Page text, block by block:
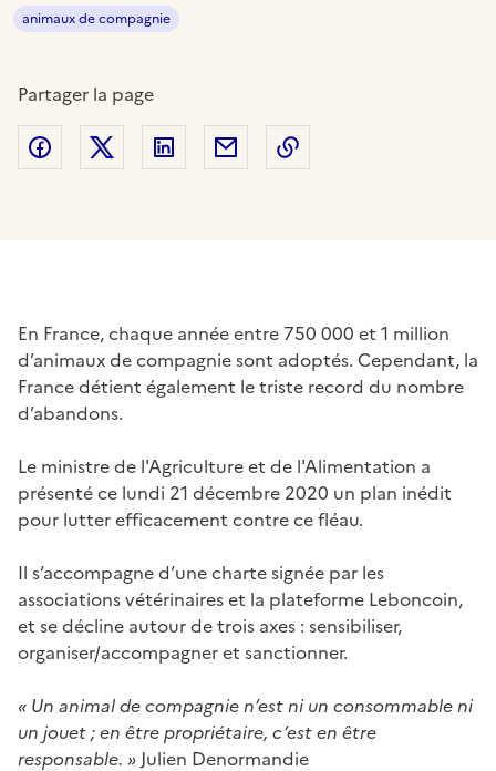
animaux de compagnie
Partager la page
Partager sur Facebook
Partager sur Twitter
Partager sur LinkedIn
Partager par email
En France, chaque année entre 750 000 et 1 million
d’animaux de compagnie sont adoptés. Cependant, la
France détient également le triste record du nombre
d’abandons.
Le ministre de l'Agriculture et de l'Alimentation a
présenté ce lundi 21 décembre 2020 un plan inédit
pour lutter efficacement contre ce fléau.
Il s’accompagne d’une charte signée par les
associations vétérinaires et la plateforme Leboncoin,
et se décline autour de trois axes : sensibiliser,
organiser/accompagner et sanctionner.
« Un animal de compagnie n’est ni un consommable ni
un jouet ; en être propriétaire, c’est en être
responsable. » Julien Denormandie